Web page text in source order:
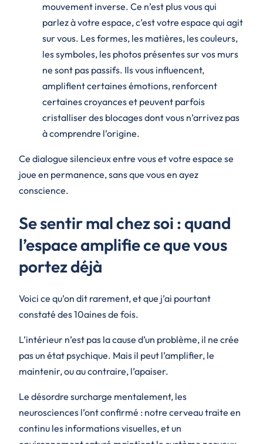
mouvement inverse. Ce n’est plus vous qui
parlez à votre espace, c’est votre espace qui agit
sur vous. Les formes, les matières, les couleurs,
les symboles, les photos présentes sur vos murs
ne sont pas passifs. Ils vous influencent,
amplifient certaines émotions, renforcent
certaines croyances et peuvent parfois
cristalliser des blocages dont vous n’arrivez pas
à comprendre l’origine.
Ce dialogue silencieux entre vous et votre espace se
joue en permanence, sans que vous en ayez
conscience.
Se sentir mal chez soi : quand
l’espace amplifie ce que vous
portez déjà
Voici ce qu’on dit rarement, et que j’ai pourtant
constaté des 10aines de fois.
L’intérieur n’est pas la cause d’un problème, il ne crée
pas un état psychique. Mais il peut l’amplifier, le
maintenir, ou au contraire, l’apaiser.
Le désordre surcharge mentalement, les
neurosciences l’ont confirmé : notre cerveau traite en
continu les informations visuelles, et un